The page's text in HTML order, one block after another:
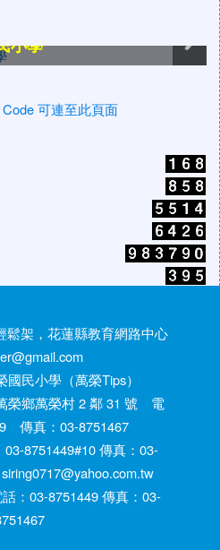
小學
小學
小學
小學
小學
小學
鬆架，花蓮縣教育網路中心
民小學（萬榮Tips）
榮鄉萬榮村 2 鄰 31 號 電
傳真：03-8751467
8751449#10 傳真：03-
：03-8751449 傳真：03-